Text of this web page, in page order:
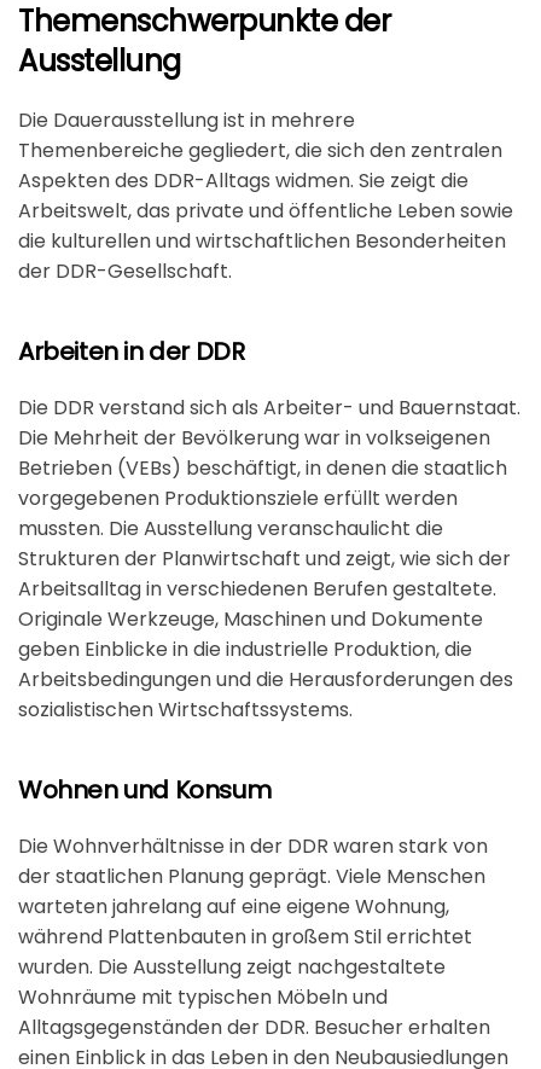
Themenschwerpunkte der
Ausstellung
Die Dauerausstellung ist in mehrere
Themenbereiche gegliedert, die sich den zentralen
Aspekten des DDR-Alltags widmen. Sie zeigt die
Arbeitswelt, das private und öffentliche Leben sowie
die kulturellen und wirtschaftlichen Besonderheiten
der DDR-Gesellschaft.
Arbeiten in der DDR
Die DDR verstand sich als Arbeiter- und Bauernstaat.
Die Mehrheit der Bevölkerung war in volkseigenen
Betrieben (VEBs) beschäftigt, in denen die staatlich
vorgegebenen Produktionsziele erfüllt werden
mussten. Die Ausstellung veranschaulicht die
Strukturen der Planwirtschaft und zeigt, wie sich der
Arbeitsalltag in verschiedenen Berufen gestaltete.
Originale Werkzeuge, Maschinen und Dokumente
geben Einblicke in die industrielle Produktion, die
Arbeitsbedingungen und die Herausforderungen des
sozialistischen Wirtschaftssystems.
Wohnen und Konsum
Die Wohnverhältnisse in der DDR waren stark von
der staatlichen Planung geprägt. Viele Menschen
warteten jahrelang auf eine eigene Wohnung,
während Plattenbauten in großem Stil errichtet
wurden. Die Ausstellung zeigt nachgestaltete
Wohnräume mit typischen Möbeln und
Alltagsgegenständen der DDR. Besucher erhalten
einen Einblick in das Leben in den Neubausiedlungen